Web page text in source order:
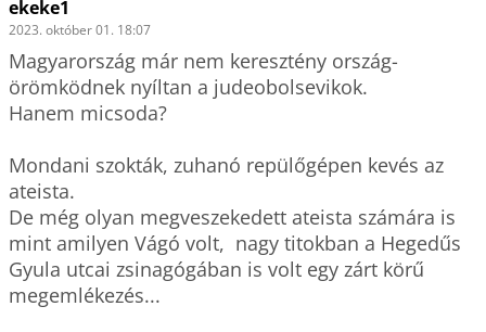
ekeke1
2023. október 01. 18:07
Magyarország már nem keresztény ország-
örömködnek nyíltan a judeobolsevikok.
Hanem micsoda?
Mondani szokták, zuhanó repülőgépen kevés az
ateista.
De még olyan megveszekedett ateista számára is
mint amilyen Vágó volt,  nagy titokban a Hegedűs
Gyula utcai zsinagógában is volt egy zárt körű
megemlékezés...